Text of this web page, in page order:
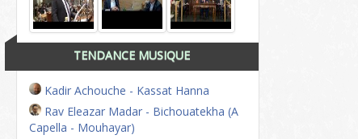
TENDANCE MUSIQUE
Kadir Achouche - Kassat Hanna
Rav Eleazar Madar - Bichouatekha (A
Capella - Mouhayar)